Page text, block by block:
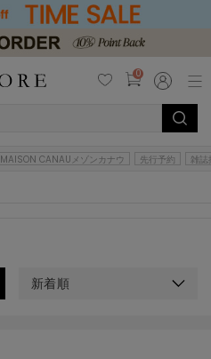
0
MAISON CANAUメゾンカナウ 先行予約 雑誌
新着順